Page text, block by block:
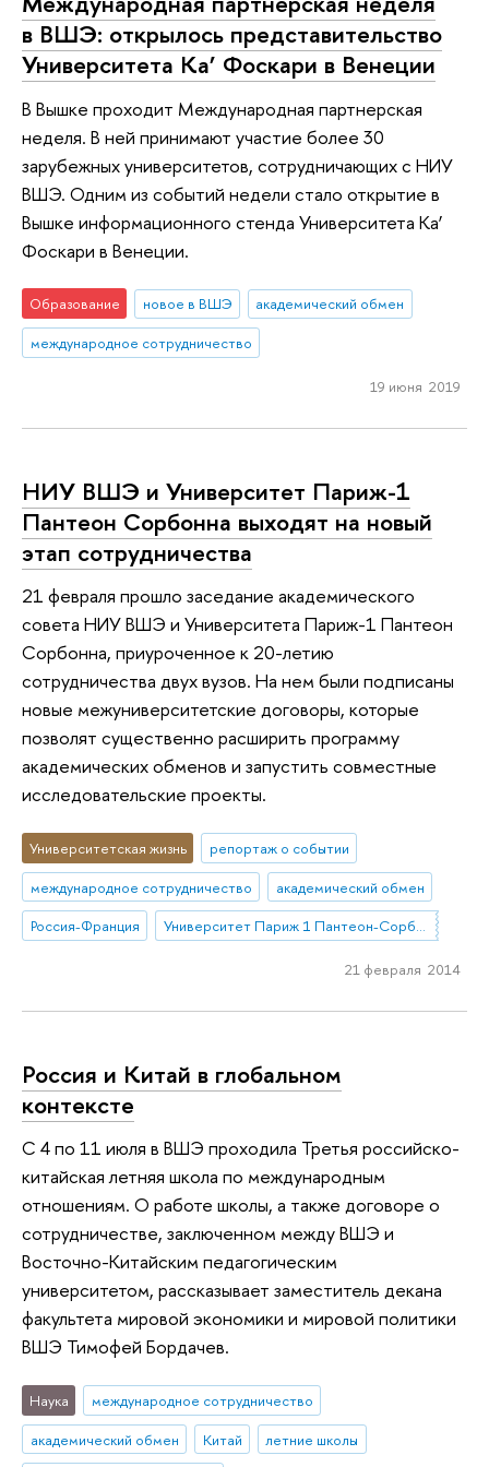
в ВШЭ: открылось представительство
Университета Ка’ Фоскари в Венеции
В Вышке проходит Международная партнерская
неделя. В ней принимают участие более 30
зарубежных университетов, сотрудничающих с НИУ
ВШЭ. Одним из событий недели стало открытие в
Вышке информационного стенда Университета Ка’
Фоскари в Венеции.
Образование новое в ВШЭ
академический обмен
международное сотрудничество
19 июня 2019
НИУ ВШЭ и Университет Париж-1
Пантеон Сорбонна выходят на новый
этап сотрудничества
21 февраля прошло заседание академического
совета НИУ ВШЭ и Университета Париж-1 Пантеон
Сорбонна, приуроченное к 20-летию
сотрудничества двух вузов. На нем были подписаны
новые межуниверситетские договоры, которые
позволят существенно расширить программу
академических обменов и запустить совместные
исследовательские проекты.
Университетская жизнь
репортаж о событии
международное сотрудничество
академический обмен
Россия-Франция
Университет Париж 1 Пантеон-Сорбонна
21 февраля 2014
Россия и Китай в глобальном
контексте
С 4 по 11 июля в ВШЭ проходила Третья российско-
китайская летняя школа по международным
отношениям. О работе школы, а также договоре о
сотрудничестве, заключенном между ВШЭ и
Восточно-Китайским педагогическим
университетом, рассказывает заместитель декана
факультета мировой экономики и мировой политики
ВШЭ Тимофей Бордачев.
Наука
международное сотрудничество
академический обмен
Китай летние школы